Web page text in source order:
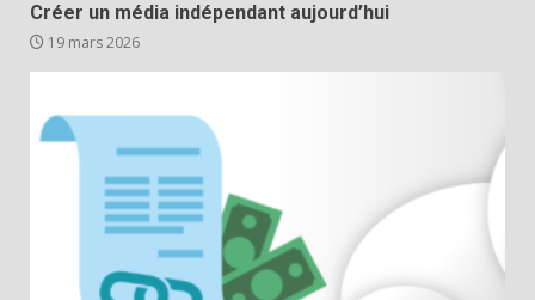
Créer un média indépendant aujourd’hui
19 mars 2026